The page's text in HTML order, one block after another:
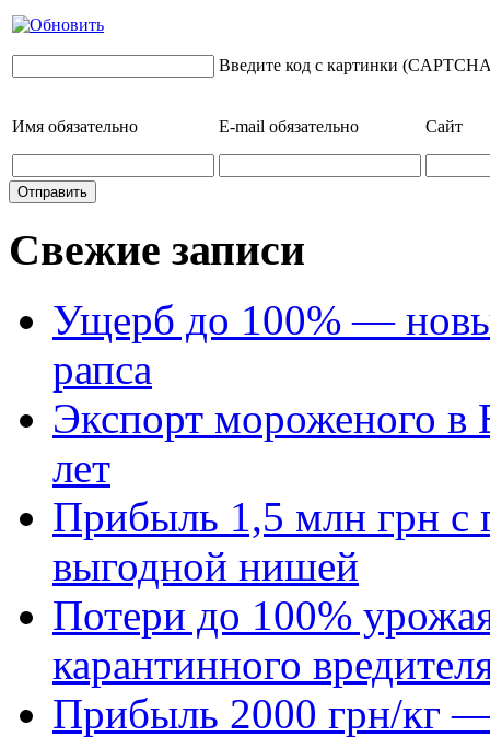
Введите код с картинки
Имя обязательно E-mail обязательно Сайт
Свежие записи
Ущерб до 100% —
рапса
Экспорт мороженого в
лет
Прибыль 1,5 млн грн с
выгодной нишей
Потери до 100%
карантинного
Прибыль 2000 грн/кг —